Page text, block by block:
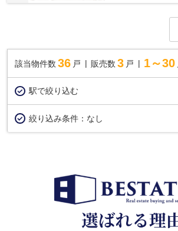
該当物件数 36 戸 販売数 3 戸 1～30
駅で絞り込む
絞り込み条件： なし